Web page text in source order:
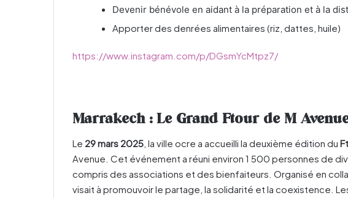
Devenir bénévole en aidant à la préparation et à la
Apporter des denrées alimentaires (riz, dattes, huile)
https://www.instagram.com/p/DGsmYcMtpz7/
Marrakech : Le Grand Ftour de M
Le 29 mars 2025 , la ville ocre a accueilli la deuxième édition du
Avenue. Cet événement a réuni environ 1 500 personnes de
compris des associations et des bienfaiteurs. Organisé en
visait à promouvoir le partage, la solidarité et la coexistence.